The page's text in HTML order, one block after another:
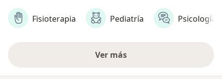
Fisioterapia Pediatría Psicología
Ver más